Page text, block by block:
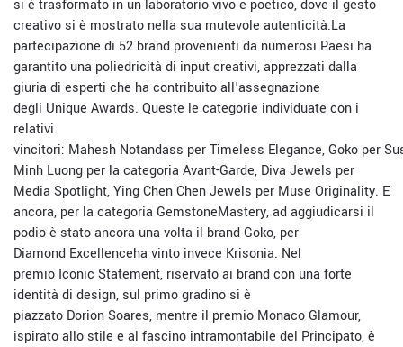
si è trasformato in un laboratorio vivo e poetico, dove il gesto
creativo si è mostrato nella sua mutevole autenticità.La
partecipazione di 52 brand provenienti da numerosi Paesi ha
garantito una poliedricità di input creativi, apprezzati dalla
giuria di esperti che ha contribuito all'assegnazione
degli Unique Awards. Queste le categorie individuate con i
relativi
vincitori: Mahesh Notandass per Timeless Elegance, Goko per
Minh Luong per la categoria Avant-Garde, Diva Jewels per
Media Spotlight, Ying Chen Chen Jewels per Muse Originality. E
ancora, per la categoria GemstoneMastery, ad aggiudicarsi il
podio è stato ancora una volta il brand Goko, per
Diamond Excellenceha vinto invece Krisonia. Nel
premio Iconic Statement, riservato ai brand con una forte
identità di design, sul primo gradino si è
piazzato Dorion Soares, mentre il premio Monaco Glamour,
ispirato allo stile e al fascino intramontabile del Principato, è